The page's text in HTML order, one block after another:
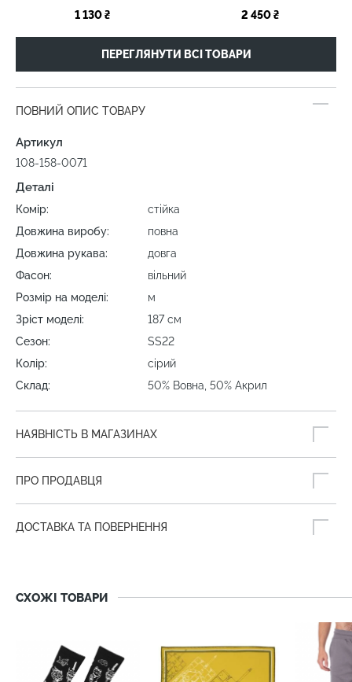
1 130 ₴ 2 450 ₴
ПЕРЕГЛЯНУТИ ВСІ ТОВАРИ
ПОВНИЙ ОПИС ТОВАРУ
Артикул
108-158-0071
Деталі
Комір:
стійка
Довжина виробу:
повна
Довжина рукава:
довга
Фасон:
вільний
Розмір на моделі:
м
Зріст моделі:
187 см
Сезон:
SS22
Колір:
сірий
Склад:
50% Вовна, 50% Акрил
НАЯВНІСТЬ В МАГАЗИНАХ
ПРО ПРОДАВЦЯ
ДОСТАВКА ТА ПОВЕРНЕННЯ
СХОЖІ ТОВАРИ